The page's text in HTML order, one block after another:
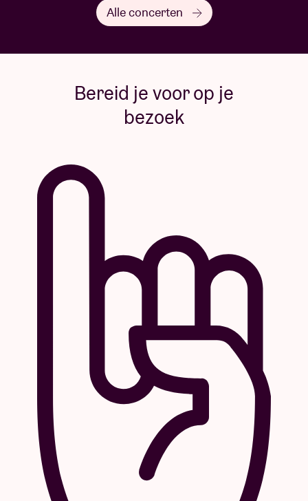
Alle concerten
Bereid je voor op je
bezoek